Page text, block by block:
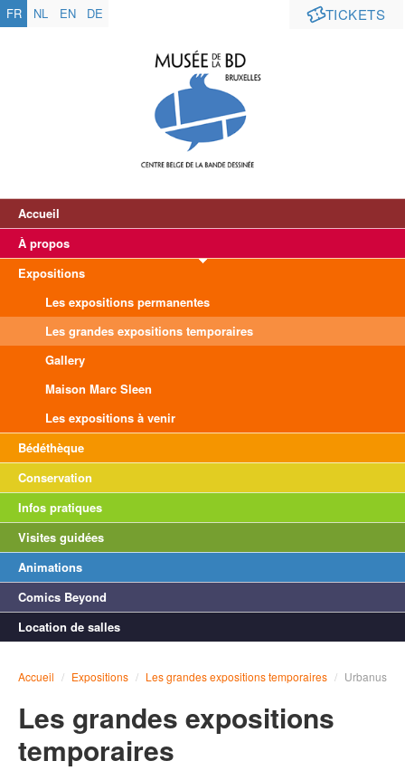
TICKETS
FR NL EN DE
Accueil
À propos
Expositions
Les expositions permanentes
Les grandes expositions temporaires
Gallery
Maison Marc Sleen
Les expositions à venir
Bédéthèque
Conservation
Infos pratiques
Visites guidées
Animations
Comics Beyond
Location de salles
Accueil / Expositions / Les grandes expositions temporaires / Urbanus
Les grandes expositions
temporaires